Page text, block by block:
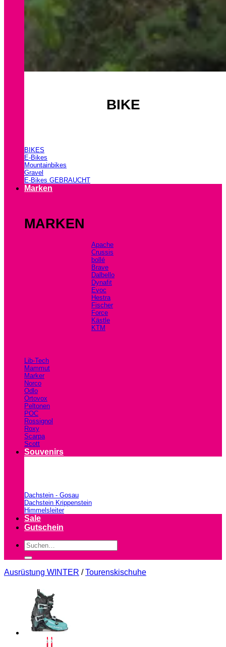
BIKE
BIKES
E-Bikes
Mountainbikes
Gravel
E-Bikes GEBRAUCHT
Marken
MARKEN
Apache
Crussis
bollé
Brave
Dalbello
Dynafit
Evoc
Hestra
Fischer
Force
Kästle
KTM
Lib-Tech
Mammut
Marker
Norco
Odlo
Ortovox
Peltonen
POC
Rossignol
Roxy
Scarpa
Scott
Souvenirs
Dachstein - Gosau
Dachstein Krippenstein
Himmelsleiter
Sale
Gutschein
Suchen
nach:
Ausrüstung WINTER / Tourenskischuhe